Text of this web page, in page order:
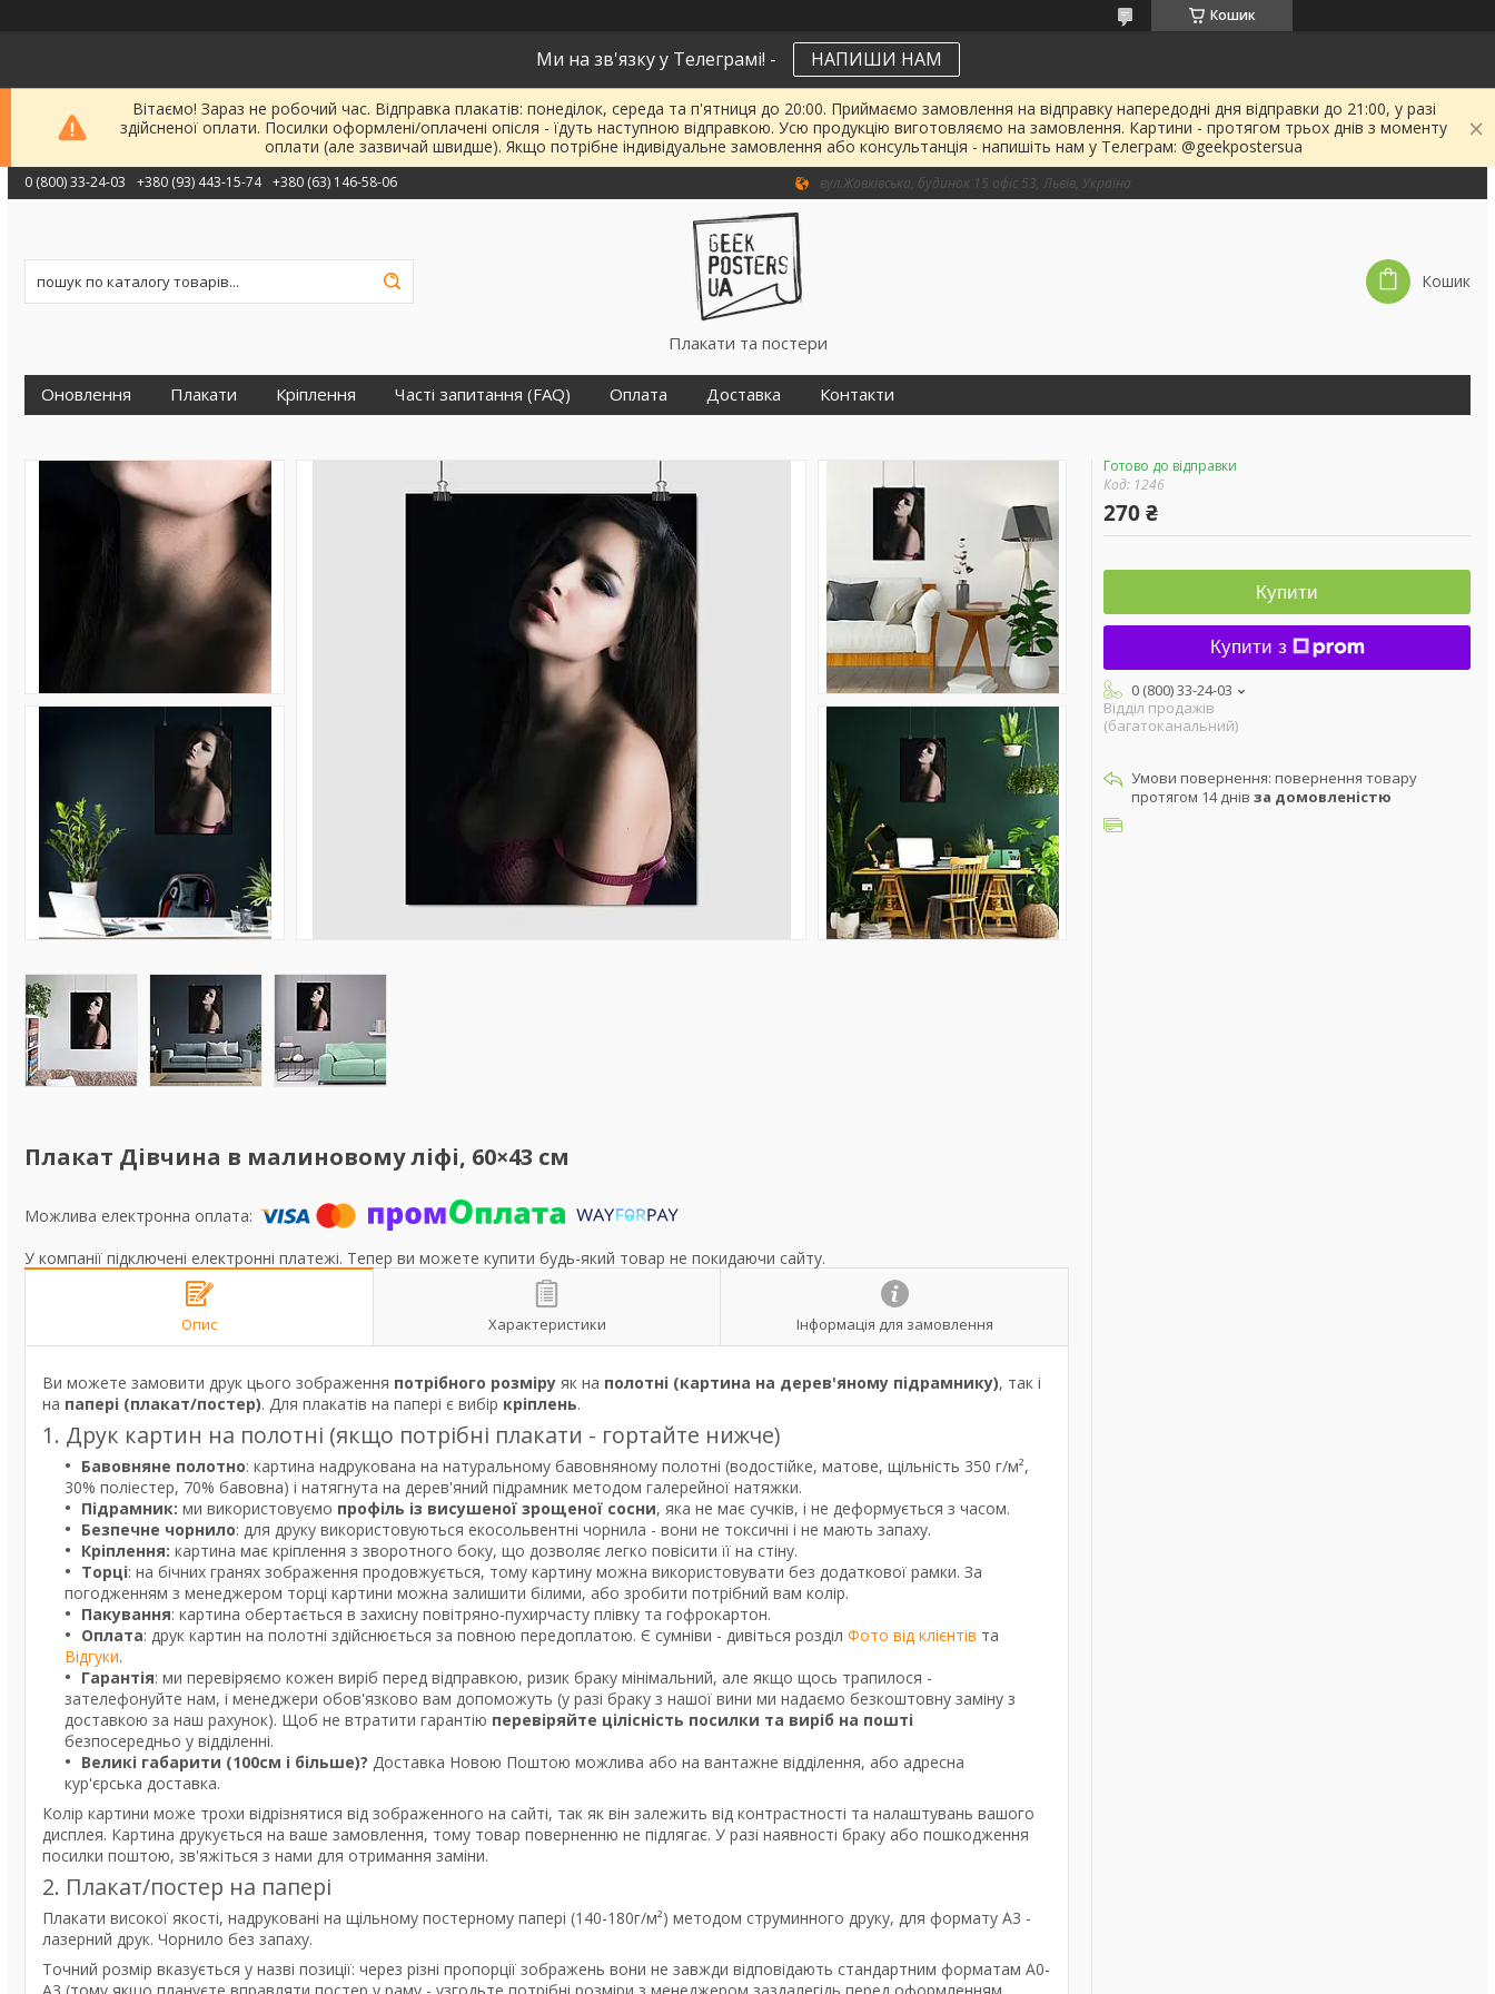
Кошик
Ми на зв'язку у Телеграмі! - НАПИШИ НАМ
Вітаємо! Зараз не робочий час. Відправка плакатів: понеділок, середа та п'ятниця до 20:00. Приймаємо замовлення на відправку напередодні дня відправки до 21:00, у разі
здійсненої оплати. Посилки оформлені/оплачені опісля - їдуть наступною відправкою. Усю продукцію виготовляємо на замовлення. Картини - протягом трьох днів з моменту
оплати (але зазвичай швидше). Якщо потрібне індивідуальне замовлення або консультанція - напишіть нам у Телеграм: @geekpostersua
0 (800) 33-24-03 +380 (93) 443-15-74 +380 (63) 146-58-06 вул.Жовківська, будинок 15 офіс 53, Львів, Україна
Плакати та постери
Кошик
Оновлення Плакати Кріплення Часті запитання (FAQ) Оплата Доставка Контакти
Плакат Дівчина в малиновому ліфі, 60×43 см
У компанії підключені електронні платежі. Тепер ви можете купити будь-який товар не покидаючи сайту.
Опис Характеристики Інформація для замовлення
Ви можете замовити друк цього зображення потрібного розміру як на полотні (картина на дерев'яному підрамнику), так і
на папері (плакат/постер). Для плакатів на папері є вибір кріплень.
1. Друк картин на полотні (якщо потрібні плакати - гортайте нижче)
Бавовняне полотно: картина надрукована на натуральному бавовняному полотні (водостійке, матове, щільність 350 г/м²,
30% поліестер, 70% бавовна) і натягнута на дерев'яний підрамник методом галерейної натяжки.
Підрамник: ми використовуємо профіль із висушеної зрощеної сосни, яка не має сучків, і не деформується з часом.
Безпечне чорнило: для друку використовуються екосольвентні чорнила - вони не токсичні і не мають запаху.
Кріплення: картина має кріплення з зворотного боку, що дозволяє легко повісити її на стіну.
Торці: на бічних гранях зображення продовжується, тому картину можна використовувати без додаткової рамки. За
погодженням з менеджером торці картини можна залишити білими, або зробити потрібний вам колір.
Пакування: картина обертається в захисну повітряно-пухирчасту плівку та гофрокартон.
Оплата: друк картин на полотні здійснюється за повною передоплатою. Є сумніви - дивіться розділ Фото від клієнтів та
Відгуки.
Гарантія: ми перевіряємо кожен виріб перед відправкою, ризик браку мінімальний, але якщо щось трапилося -
зателефонуйте нам, і менеджери обов'язково вам допоможуть (у разі браку з нашої вини ми надаємо безкоштовну заміну з
доставкою за наш рахунок). Щоб не втратити гарантію перевіряйте цілісність посилки та виріб на пошті
безпосередньо у відділенні.
Великі габарити (100см і більше)? Доставка Новою Поштою можлива або на вантажне відділення, або адресна
кур'єрська доставка.
Колір картини може трохи відрізнятися від зображенного на сайті, так як він залежить від контрастності та налаштувань вашого
дисплея. Картина друкується на ваше замовлення, тому товар поверненню не підлягає. У разі наявності браку або пошкодження
посилки поштою, зв'яжіться з нами для отримання заміни.
2. Плакат/постер на папері
Плакати високої якості, надруковані на щільному постерному папері (140-180г/м²) методом струминного друку, для формату А3 -
лазерний друк. Чорнило без запаху.
Точний розмір вказується у назві позиції: через різні пропорції зображень вони не завжди відповідають стандартним форматам А0-
Готово до відправки
Код: 1246
270 ₴
Купити
Купити з
0 (800) 33-24-03
Відділ продажів
(багатоканальний)
повернення товару
протягом 14 днів за домовленістю